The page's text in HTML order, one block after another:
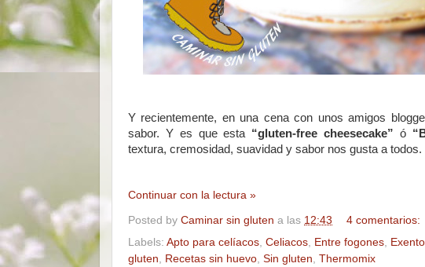
Y recientemente, en una cena con unos amigos
sabor. Y es que esta “gluten-free cheesecake” ó
textura, cremosidad, suavidad y sabor nos gusta a todos.
Continuar con la lectura »
Posted by Caminar sin gluten a las 12:43
4 comentarios:
Labels: Apto para celíacos Celiacos Entre fogones
gluten
Recetas sin huevo Sin gluten Thermomix